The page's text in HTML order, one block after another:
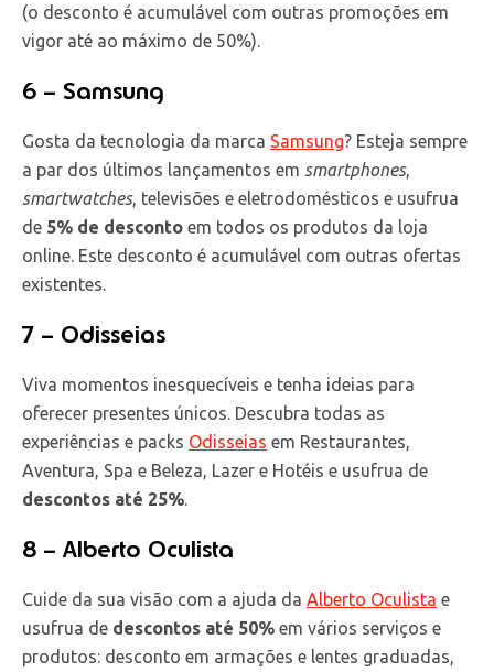
(o desconto é acumulável com outras promoções em
vigor até ao máximo de 50%).
6 – Samsung
Gosta da tecnologia da marca Samsung? Esteja sempre
a par dos últimos lançamentos em smartphones,
smartwatches, televisões e eletrodomésticos e usufrua
de 5% de desconto em todos os produtos da loja
online. Este desconto é acumulável com outras ofertas
existentes.
7 – Odisseias
Viva momentos inesquecíveis e tenha ideias para
oferecer presentes únicos. Descubra todas as
experiências e packs Odisseias em Restaurantes,
Aventura, Spa e Beleza, Lazer e Hotéis e usufrua de
descontos até 25%
8 – Alberto Oculista
Cuide da sua visão com a ajuda da Alberto Oculista e
usufrua de descontos até 50% em vários serviços e
produtos: desconto em armações e lentes graduadas,